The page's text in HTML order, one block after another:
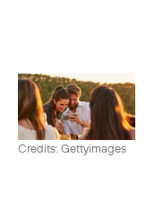
Credits: Gettyimages